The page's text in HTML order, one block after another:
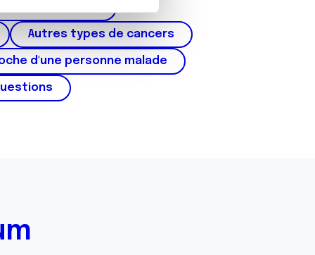
informations que
Autres types de cancers
d'une personne malade